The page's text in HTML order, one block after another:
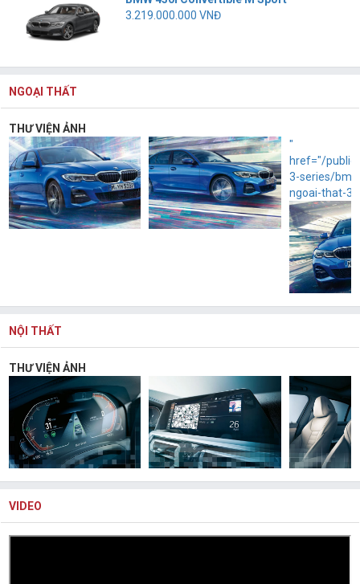
3.219.000.000 VNĐ
NGOẠI THẤT
THƯ VIỆN ẢNH
"
href="/
3-series/
ngoai-that-
NỘI THẤT
THƯ VIỆN ẢNH
VIDEO